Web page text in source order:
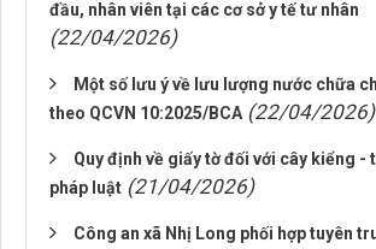
đầu, nhân viên tại các cơ sở y tế tư nhân
(22/04/2026)
Một số lưu ý về lưu lượng nước chữa
theo QCVN 10:2025/BCA (22/04/2026)
Quy định về giấy tờ đối với cây kiểng -
pháp luật (21/04/2026)
Công an xã Nhị Long phối hợp tuyên